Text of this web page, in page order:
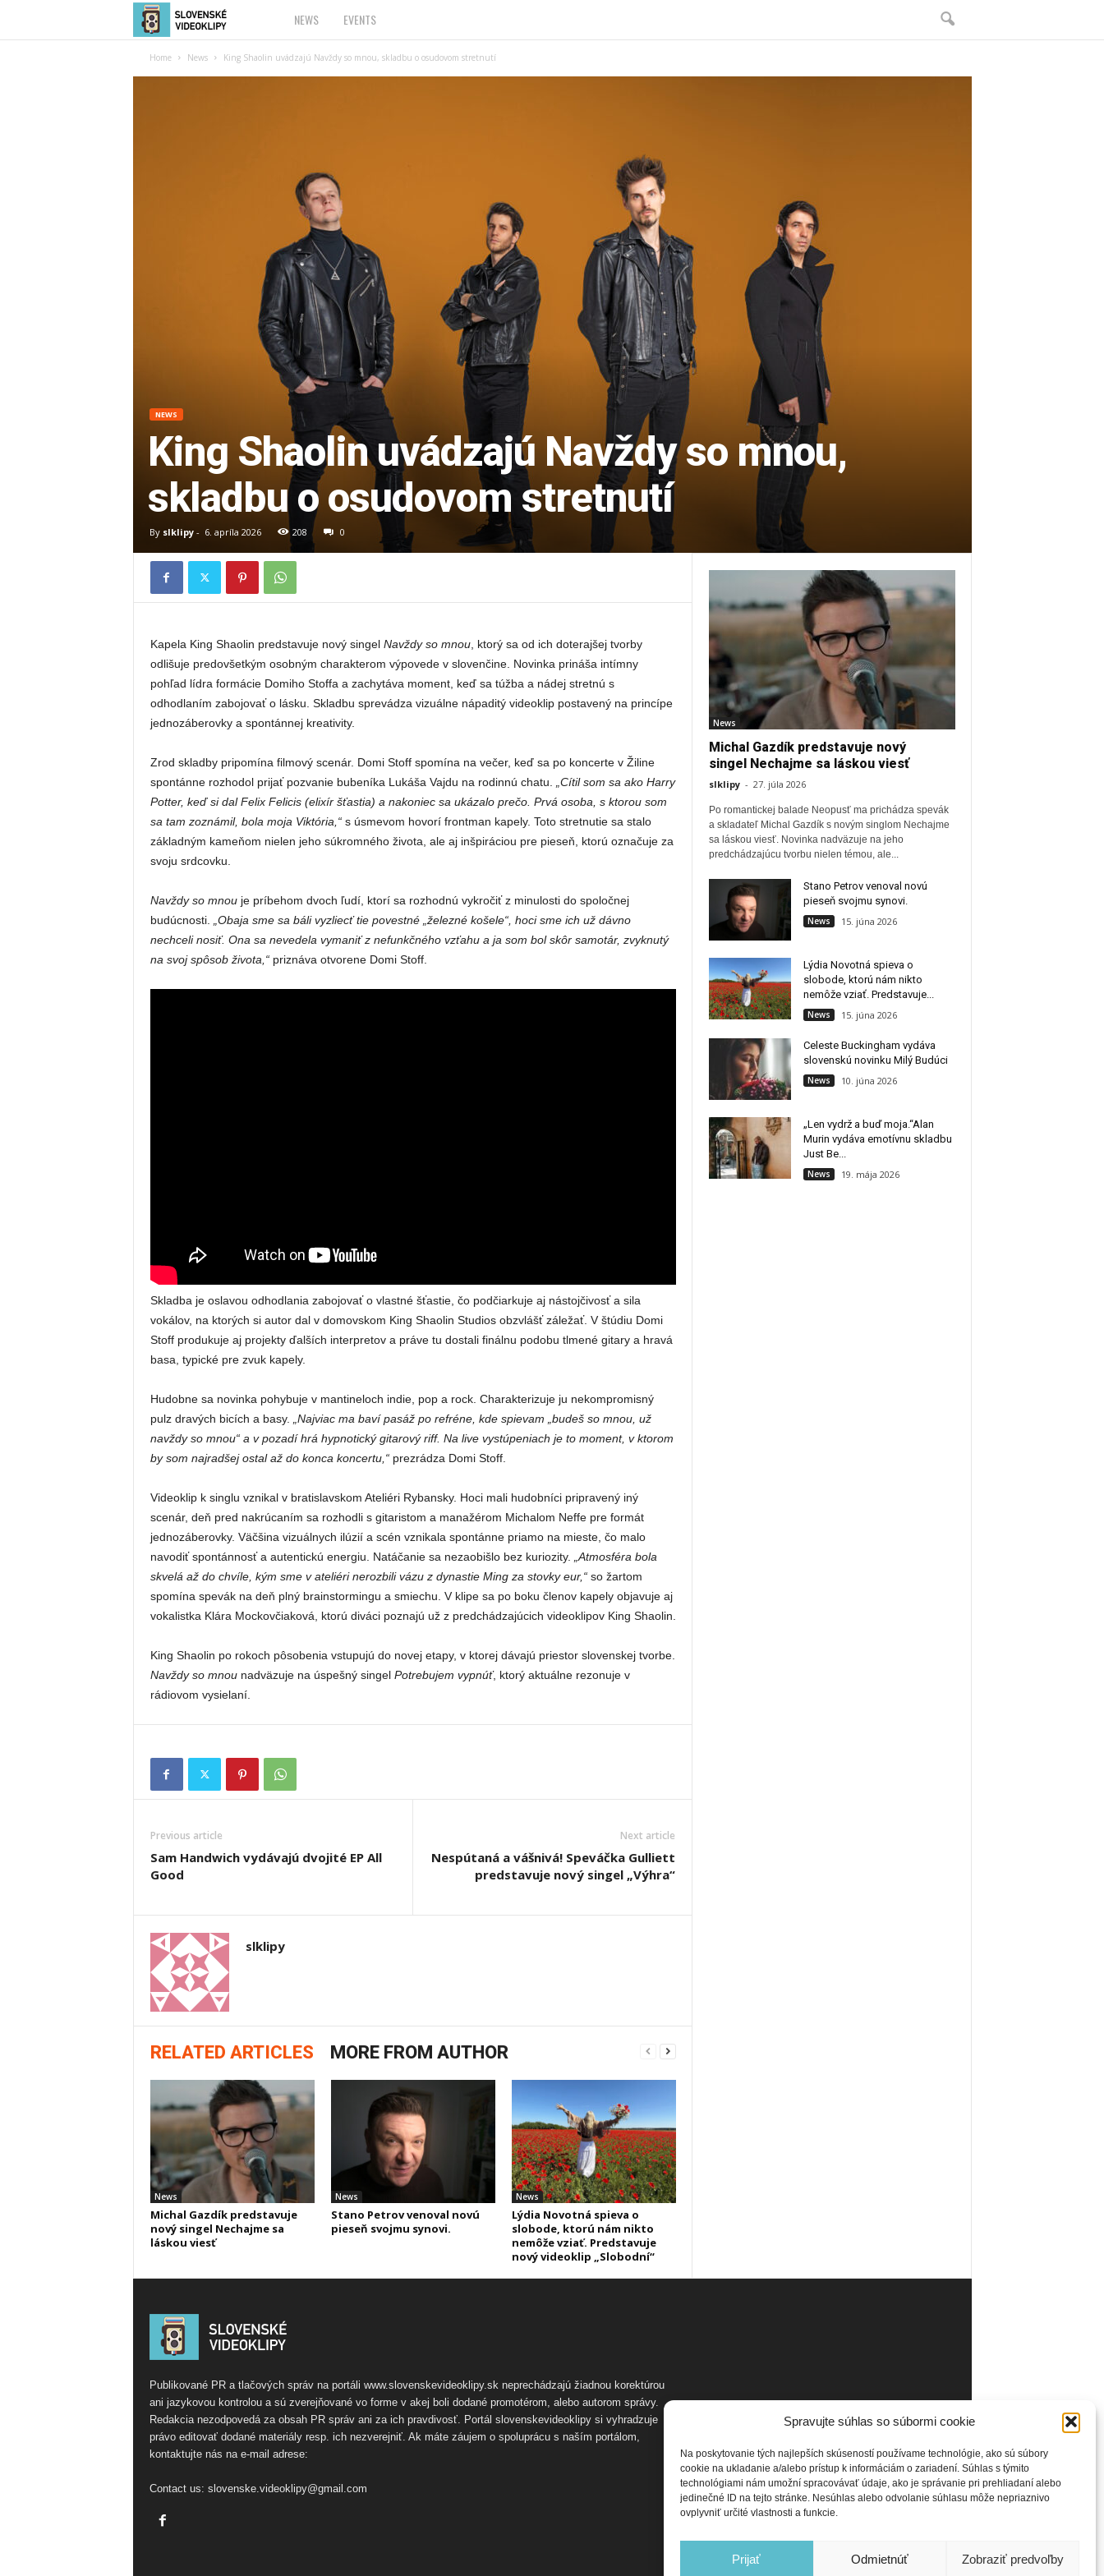
Spravujte súhlas so súbormi cookie
Na poskytovanie tých najlepších skúseností používame technológie, ako sú súbory
cookie na ukladanie a/alebo prístup k informáciám o zariadení. Súhlas s týmito
technológiami nám umožní spracovávať údaje, ako je správanie pri prehliadaní alebo
jedinečné ID na tejto stránke. Nesúhlas alebo odvolanie súhlasu môže nepriaznivo
ovplyvniť určité vlastnosti a funkcie.
Prijať Odmietnúť Zobraziť predvoľby
l
s
k
é
V
d
e
o
k
i
p
y
NEWS EVENTS
Home News King Shaolin uvádzajú Navždy so mnou, skladbu o osudovom stretnutí
NEWS
King Shaolin uvádzajú Navždy so mnou,
skladbu o osudovom stretnutí
By slklipy- 6. apríla 2026 208 0
Kapela King Shaolin predstavuje nový singel Navždy so mnou, ktorý sa od ich doterajšej tvorby
odlišuje predovšetkým osobným charakterom výpovede v slovenčine. Novinka prináša intímny
pohľad lídra formácie Domiho Stoffa a zachytáva moment, keď sa túžba a nádej stretnú s
odhodlaním zabojovať o lásku. Skladbu sprevádza vizuálne nápaditý videoklip postavený na princípe
jednozáberovky a spontánnej kreativity.
Zrod skladby pripomína filmový scenár. Domi Stoff spomína na večer, keď sa po koncerte v Žiline
spontánne rozhodol prijať pozvanie bubeníka Lukáša Vajdu na rodinnú chatu.
„Cítil som sa ako Harry
Potter, keď si dal Felix Felicis (elixír šťastia) a nakoniec sa ukázalo prečo. Prvá osoba, s ktorou som
sa tam zoznámil, bola moja Viktória,“s úsmevom hovorí frontman kapely. Toto stretnutie sa stalo
základným kameňom nielen jeho súkromného života, ale aj inšpiráciou pre pieseň, ktorú označuje za
svoju srdcovku.
Navždy so mnouje príbehom dvoch ľudí, ktorí sa rozhodnú vykročiť z minulosti do spoločnej
budúcnosti.
„Obaja sme sa báli vyzliecť tie povestné „železné košele“, hoci sme ich už dávno
nechceli nosiť. Ona sa nevedela vymaniť z nefunkčného vzťahu a ja som bol skôr samotár, zvyknutý
na svoj spôsob života,“priznáva otvorene Domi Stoff.
Skladba je oslavou odhodlania zabojovať o vlastné šťastie, čo podčiarkuje aj nástojčivosť a sila
vokálov, na ktorých si autor dal v domovskom King Shaolin Studios obzvlášť záležať. V štúdiu Domi
Stoff produkuje aj projekty ďalších interpretov a práve tu dostali finálnu podobu tlmené gitary a hravá
basa, typické pre zvuk kapely.
Hudobne sa novinka pohybuje v mantineloch indie, pop a rock. Charakterizuje ju nekompromisný
pulz dravých bicích a basy.
„Najviac ma baví pasáž po refréne, kde spievam „budeš so mnou, už
navždy so mnou“ a v pozadí hrá hypnotický gitarový riff. Na live vystúpeniach je to moment, v ktorom
by som najradšej ostal až do konca koncertu,“prezrádza Domi Stoff.
Videoklip k singlu vznikal v bratislavskom Ateliéri Rybansky. Hoci mali hudobníci pripravený iný
scenár, deň pred nakrúcaním sa rozhodli s gitaristom a manažérom Michalom Neffe pre formát
jednozáberovky. Väčšina vizuálnych ilúzií a scén vznikala spontánne priamo na mieste, čo malo
navodiť spontánnosť a autentickú energiu. Natáčanie sa nezaobišlo bez kuriozity.
„Atmosféra bola
skvelá až do chvíle, kým sme v ateliéri nerozbili vázu z dynastie Ming za stovky eur,“ so žartom
spomína spevák na deň plný brainstormingu a smiechu. V klipe sa po boku členov kapely objavuje aj
vokalistka Klára Mockovčiaková, ktorú diváci poznajú už z predchádzajúcich videoklipov King Shaolin.
King Shaolin po rokoch pôsobenia vstupujú do novej etapy, v ktorej dávajú priestor slovenskej tvorbe.
Navždy so mnou nadväzuje na úspešný singel Potrebujem vypnúť, ktorý aktuálne rezonuje v
rádiovom vysielaní.
Previous article
Sam Handwich vydávajú dvojité EP All
Good
Next article
Nespútaná a vášnivá! Speváčka Gulliett
predstavuje nový singel „Výhra“
slklipy
RELATED ARTICLES MORE FROM AUTHOR
News
Michal Gazdík predstavuje
nový singel Nechajme sa
láskou viesť
News
Stano Petrov venoval novú
pieseň svojmu synovi.
News
Lýdia Novotná spieva o
slobode, ktorú nám nikto
nemôže vziať. Predstavuje
nový videoklip „Slobodní“
News
Michal Gazdík predstavuje nový
singel Nechajme sa láskou viesť
slklipy - 27. júla 2026
Po romantickej balade Neopusť ma prichádza spevák
a skladateľ Michal Gazdík s novým singlom Nechajme
sa láskou viesť. Novinka nadväzuje na jeho
predchádzajúcu tvorbu nielen témou, ale...
Stano Petrov venoval novú
pieseň svojmu synovi.
News 15. júna 2026
Lýdia Novotná spieva o
slobode, ktorú nám nikto
nemôže vziať. Predstavuje...
News 15. júna 2026
Celeste Buckingham vydáva
slovenskú novinku Milý Budúci
News 10. júna 2026
„Len vydrž a buď moja.“Alan
Murin vydáva emotívnu skladbu
Just Be...
News 19. mája 2026
Publikované PR a tlačových správ na portáli www.slovenskevideoklipy.sk neprechádzajú žiadnou korektúrou
ani jazykovou kontrolou a sú zverejňované vo forme v akej boli dodané promotérom, alebo autorom správy.
Redakcia nezodpovedá za obsah PR správ ani za ich pravdivosť. Portál slovenskevideoklipy si vyhradzuje
právo editovať dodané materiály resp. ich nezverejniť. Ak máte záujem o spoluprácu s naším portálom,
kontaktujte nás na e-mail adrese:
Contact us: slovenske.videoklipy@gmail.com